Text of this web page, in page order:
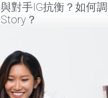
與對手IG抗衡？如何
Story？